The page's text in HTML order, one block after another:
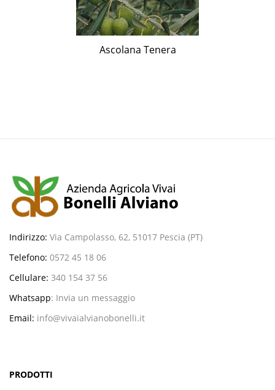
Ascolana Tenera
Indirizzo: Via Campolasso, 62, 51017 Pescia (PT)
Telefono: 0572 45 18 06
Cellulare: 340 154 37 56
Whatsapp: Invia un messaggio
Email: info@vivaialvianobonelli.it
PRODOTTI